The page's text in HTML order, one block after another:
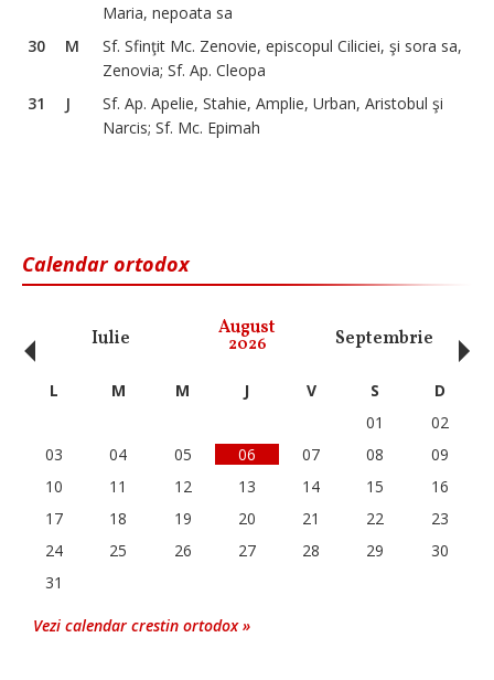
Maria, nepoata sa
30
M
Sf. Sfinţit Mc. Zenovie, episcopul Ciliciei, şi sora sa,
Zenovia; Sf. Ap. Cleopa
31
J
Sf. Ap. Apelie, Stahie, Amplie, Urban, Aristobul şi
Narcis; Sf. Mc. Epimah
Calendar ortodox
Iulie August
2026 Septembrie
‹ L M M J V S
D
01
02
03
04 05 06 07 08
09
10
11 12 13 14 15
16
17
18 19 20 21 22
23
24
25 26 27 28 29
30
31
Vezi calendar crestin ortodox »